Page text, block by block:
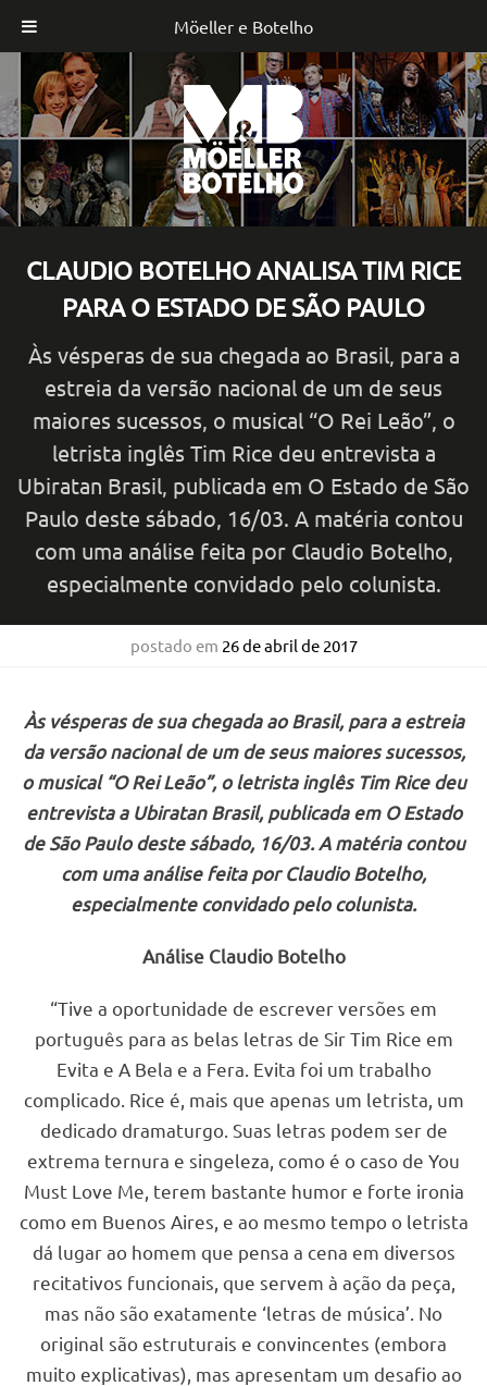
Möeller e Botelho
Skip
to
content
CLAUDIO BOTELHO ANALISA TIM RICE
PARA O ESTADO DE SÃO PAULO
Às vésperas de sua chegada ao Brasil, para a
estreia da versão nacional de um de seus
maiores sucessos, o musical “O Rei Leão”, o
letrista inglês Tim Rice deu entrevista a
Ubiratan Brasil, publicada em O Estado de São
Paulo deste sábado, 16/03. A matéria contou
com uma análise feita por Claudio Botelho,
especialmente convidado pelo colunista.
postado em 26 de abril de 2017
Às vésperas de sua chegada ao Brasil, para a estreia
da versão nacional de um de seus maiores sucessos,
o musical “O Rei Leão”, o letrista inglês Tim Rice deu
entrevista a Ubiratan Brasil, publicada em O Estado
de São Paulo deste sábado, 16/03. A matéria contou
com uma análise feita por Claudio Botelho,
especialmente convidado pelo colunista.
Análise Claudio Botelho
“Tive a oportunidade de escrever versões em
português para as belas letras de Sir Tim Rice em
Evita e A Bela e a Fera. Evita foi um trabalho
complicado. Rice é, mais que apenas um letrista, um
dedicado dramaturgo. Suas letras podem ser de
extrema ternura e singeleza, como é o caso de You
Must Love Me, terem bastante humor e forte ironia
como em Buenos Aires, e ao mesmo tempo o letrista
dá lugar ao homem que pensa a cena em diversos
recitativos funcionais, que servem à ação da peça,
mas não são exatamente ‘letras de música’. No
original são estruturais e convincentes (embora
muito explicativas), mas apresentam um desafio ao